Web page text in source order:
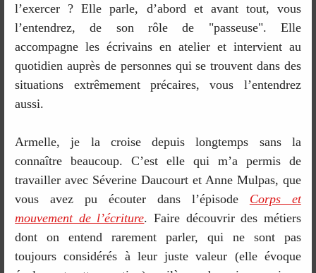
l’exercer ? Elle parle, d’abord et avant tout, vous
l’entendrez, de son rôle de "passeuse". Elle
accompagne les écrivains en atelier et intervient au
quotidien auprès de personnes qui se trouvent dans des
situations extrêmement précaires, vous l’entendrez
aussi.
Armelle, je la croise depuis longtemps sans la
connaître beaucoup. C’est elle qui m’a permis de
travailler avec Séverine Daucourt et Anne Mulpas, que
vous avez pu écouter dans l’épisode Corps et
mouvement de l’écriture. Faire découvrir des métiers
dont on entend rarement parler, qui ne sont pas
toujours considérés à leur juste valeur (elle évoque